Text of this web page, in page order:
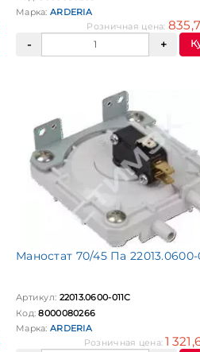
Марка: ARDERIA
Розничная цена:
Маностат 70/45 Па 22013.0600-
Артикул: 22013.0600-011С
Код:8000080266
Марка: ARDERIA
Розничная цена: 1